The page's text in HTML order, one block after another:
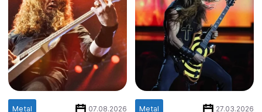
Metal 07.08.2026 Metal 27.03.2026